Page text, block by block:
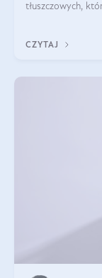
tłuszczowych,
CZYTAJ